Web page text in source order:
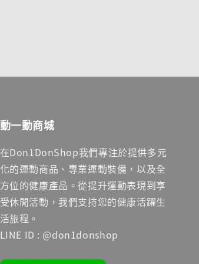
動一動商城
在Don1DonShop我們專注於提供多元
化的運動商品、專業運動裝備，以及全
方位的健康產品。從提升運動表現到享
受休閒活動，我們支持您的健康活躍生
活旅程。
LINE ID : @don1donshop